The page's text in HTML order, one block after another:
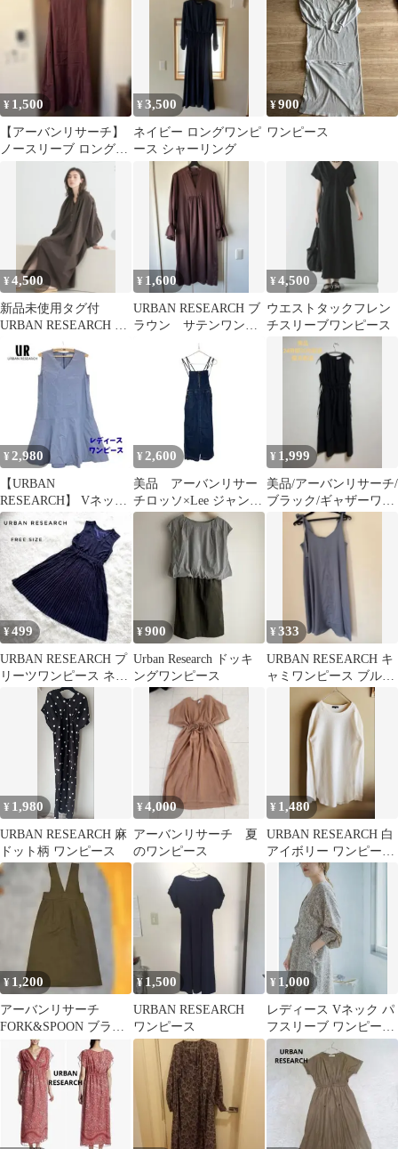
ワンピース 洗濯可
¥ 1,500
【アーバンリサーチ】
ノースリーブ ロングワ
¥3,500
ネイビー ロングワンピ
ース シャーリング
¥900
ワンピース
¥4,500
新品未使用タグ付
URBAN RESEARCH コ
ットンボイルワンピー
ス
¥ 1,600
URBAN RESEARCH ブ
ラウン サテンワンピ
¥4,500
ウエストタックフレン
チスリーブワンピース
¥ 2,980
【URBAN
RESEARCH】 Vネック
ワンピース ライトブル
ー フリーサイズ
¥ 2,600
美品 アーバンリサー
チロッソ×Lee ジャンパ
ースカート
¥ 1,999
美品/アーバンリサーチ/
ブラック/ギャザーワン
ピース/値下げ不可
¥499
URBAN RESEARCH プ
リーツワンピース ネイ
ビー フリーサイズ ミ
¥900
Urban Research ドッキ
ングワンピース
¥333
URBAN RESEARCH キ
ャミワンピース ブルー
フリーサイズ
¥ 1,980
URBAN RESEARCH 麻
ドット柄 ワンピース
¥4,000
アーバンリサーチ 夏
のワンピース
¥ 1,480
URBAN RESEARCH 白
アイボリー ワンピース
Tシャツ L 40
¥ 1,200
アーバンリサーチ
FORK&SPOON ブラッ
クサスペンダーワンピ
ース
¥ 1,500
URBAN RESEARCH
ワンピース
¥ 1,000
レディース Vネック パ
フスリーブ ワンピース
総柄